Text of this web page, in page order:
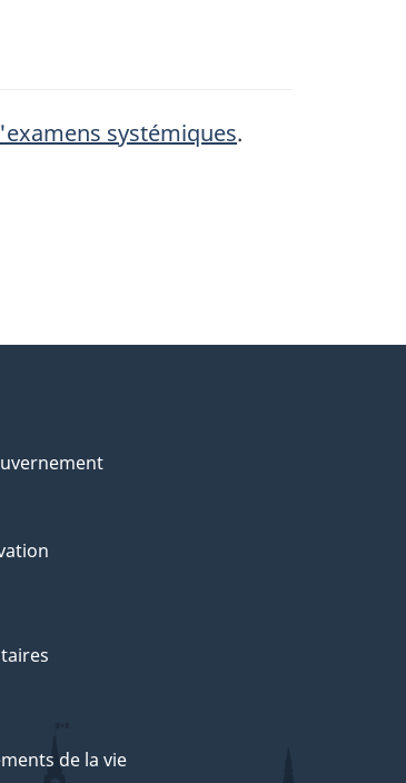
systémiques.
de la vie